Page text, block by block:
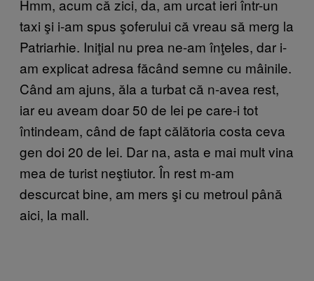
Hmm, acum că zici, da, am urcat ieri într-un
taxi şi i-am spus şoferului că vreau să merg la
Patriarhie. Iniţial nu prea ne-am înţeles, dar i-
am explicat adresa făcând semne cu mâinile.
Când am ajuns, ăla a turbat că n-avea rest,
iar eu aveam doar 50 de lei pe care-i tot
întindeam, când de fapt călătoria costa ceva
gen doi 20 de lei. Dar na, asta e mai mult vina
mea de turist neştiutor. În rest m-am
descurcat bine, am mers şi cu metroul până
aici, la mall.